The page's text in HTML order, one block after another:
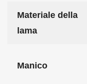
Materiale della
lama
Manico